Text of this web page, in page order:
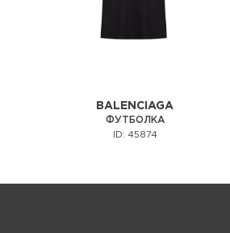
BALENCIAGA
ФУТБОЛКА
ID: 45874